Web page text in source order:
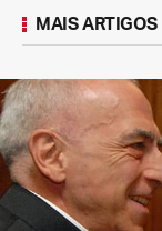
MAIS ARTIGOS